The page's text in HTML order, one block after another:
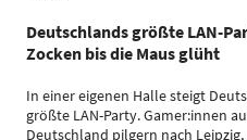
Deutschlands größte LAN-
Zocken bis die Maus glüht
In einer eigenen Halle steigt
größte LAN-Party. Gamer:innen
Deutschland pilgern nach